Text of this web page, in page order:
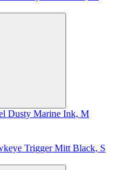
Dusty Marine Ink, M